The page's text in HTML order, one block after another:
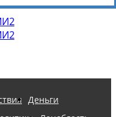
Деньги